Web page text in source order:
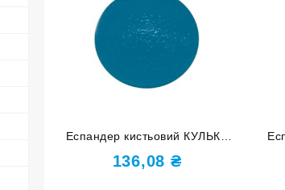
Еспандер кистьовий КУЛЬКА
синій DQ-W-Blue
136,08 ₴